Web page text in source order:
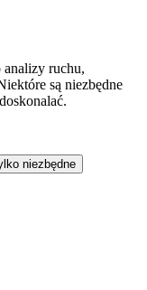
ruchu,
są niezbędne
niezbędne